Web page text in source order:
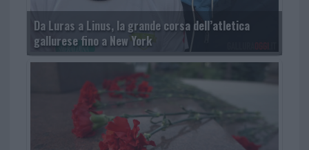
Da Luras a Linus, la grande corsa dell’atletica
gallurese fino a New York